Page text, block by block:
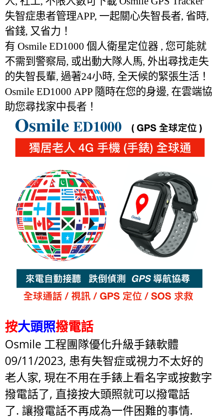
失智症患者管理APP, 一起關心失智長者, 省時,
省錢, 又省力！
有 Osmile ED1000 個人衛星定位器 , 您可能就
不需到警察局, 或出動大隊人馬, 外出尋找走失
的失智長輩, 過著24小時, 全天候的緊張生活！
Osmile ED1000 APP 隨時在您的身邊, 在雲端協
助您尋找家中長者！
按大頭照撥電話
Osmile 工程團隊優化升級手錶軟體
09/11/2023, 患有失智症或視力不太好的
老人家, 現在不用在手錶上看名字或按數字
撥電話了, 直接按大頭照就可以撥電話
了. 讓撥電話不再成為一件困難的事情.